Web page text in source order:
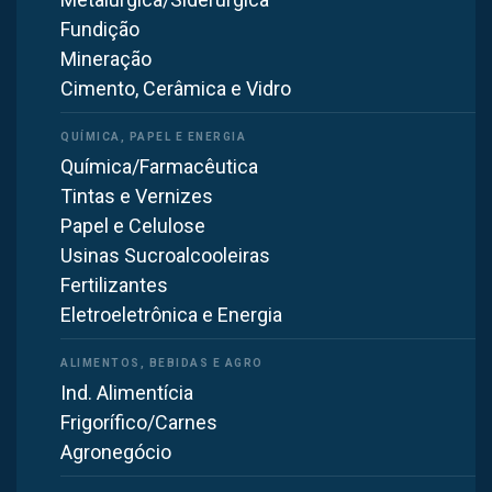
Fundição
Mineração
Cimento, Cerâmica e Vidro
Química/Farmacêutica
Tintas e Vernizes
Papel e Celulose
Usinas Sucroalcooleiras
Fertilizantes
Eletroeletrônica e Energia
Ind. Alimentícia
Frigorífico/Carnes
Agronegócio
ambiente, contribuindo para a diluição de contaminantes,
controle da temperatura e melhora no conforto térmico.
Veja Também:Quais os Tipos de Ventilação Industrial
e suas Características
Vantagens da Ventilação Industrial com Ar Filtrado